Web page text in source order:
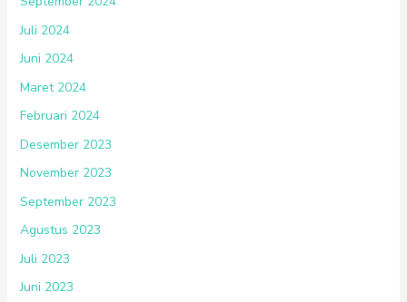
Juli 2024
Juni 2024
Maret 2024
Februari 2024
Desember 2023
November 2023
September 2023
Agustus 2023
Juli 2023
Juni 2023